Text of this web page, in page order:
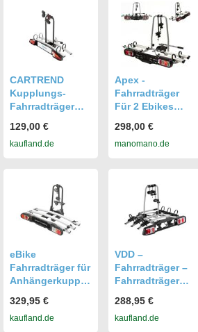
CARTREND
Kupplungs-
Fahrradträger
Fahrräder
129,00 €
kaufland.de
Apex -
Fahrradträger
Für 2 Ebikes
Heckträger
Anhängerkupplu
298,00 €
manomano.de
eBike
Fahrradträger für
Anhängerkupplu
Heckträger
Radträger -
329,95 €
kaufland.de
VDD –
Fahrradträger –
Fahrradträger
ng –
Fahrradträger für
288,95 €
kaufland.de